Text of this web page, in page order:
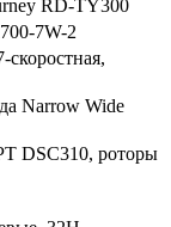
RD-TY300
7W-2
Narrow Wide
DSC310, роторы